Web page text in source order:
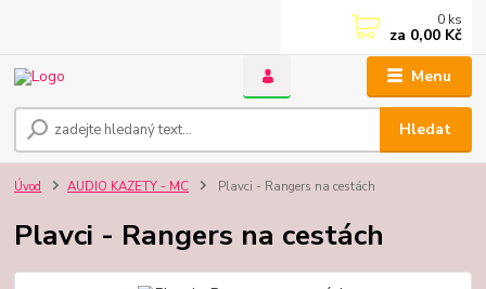
Menu
Hledat
0 ks
za 0,00 Kč
Úvod AUDIO KAZETY - MC Plavci - Rangers na cestách
Plavci - Rangers na cestách